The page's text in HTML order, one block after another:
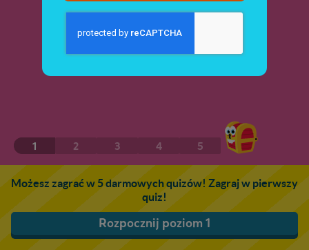
1 2 3 4 5
Możesz zagrać w 5 darmowych quizów! Zagraj w pierwszy
quiz!
Rozpocznij poziom 1